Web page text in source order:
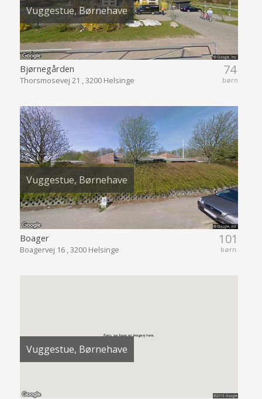
Vuggestue, Børnehave
74
børn
Bjørnegården
Thorsmosevej 21 , 3200 Helsinge
Vuggestue, Børnehave
101
børn
Boager
Boagervej 16 , 3200 Helsinge
Vuggestue, Børnehave